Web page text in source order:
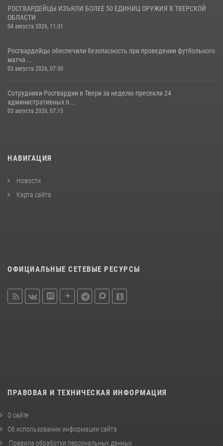
РОСГВАРДЕЙЦЫ ИЗЪЯЛИ БОЛЕЕ 50 ЕДИНИЦ ОРУЖИЯ В ТВЕРСКОЙ
ОБЛАСТИ
04 августа 2026, 11:31
Росгвардейцы обеспечили безопасность при проведении футбольного
матча ...
03 августа 2026, 07:50
Сотрудники Росгвардии в Твери за неделю пресекли 24
административных п...
03 августа 2026, 07:15
НАВИГАЦИЯ
Новости
Карта сайта
ОФИЦИАЛЬНЫЕ СЕТЕВЫЕ РЕСУРСЫ
ПРАВОВАЯ И ТЕХНИЧЕСКАЯ ИНФОРМАЦИЯ
О сайте
Об использовании информации сайта
Правила обработки персональных данных